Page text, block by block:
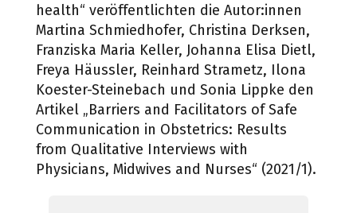
health“ veröffentlichten die Autor:innen
Martina Schmiedhofer, Christina Derksen,
Franziska Maria Keller, Johanna Elisa Dietl,
Freya Häussler, Reinhard Strametz, Ilona
Koester-Steinebach und Sonia Lippke den
Artikel „Barriers and Facilitators of Safe
Communication in Obstetrics: Results
from Qualitative Interviews with
Physicians, Midwives and Nurses“ (2021/1).